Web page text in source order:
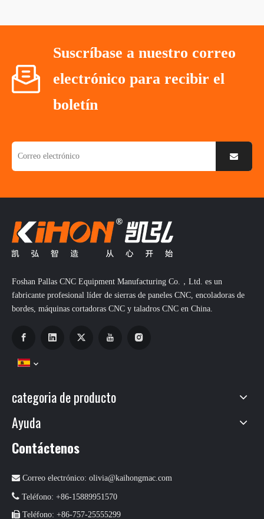
Suscríbase a nuestro correo
electrónico para recibir el
boletín
Foshan Pallas CNC Equipment Manufacturing Co.，Ltd. es un
fabricante profesional líder de sierras de paneles CNC, encoladoras de
bordes, máquinas cortadoras CNC y taladros CNC en China.
categoria de producto
Ayuda
Contáctenos
 Correo electrónico: olivia@kaihongmac.com
 Teléfono: +86-15889951570
 Teléfono: +86-757-25555299